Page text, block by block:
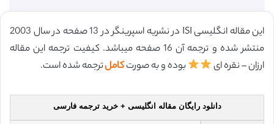
این مقاله انگلیسی ISI در نشریه اسپرینگر در 13 صفحه در سال 2003
منتشر شده و ترجمه آن 16 صفحه میباشد. کیفیت ترجمه این مقاله
ارزان – نقره ای
بوده و به صورتکاملترجمه شده است.
دانلود رایگان مقاله انگلیسی + خرید ترجمه فارسی